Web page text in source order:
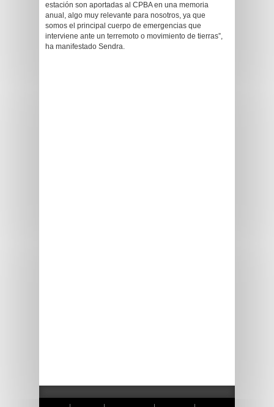
estación son aportadas al CPBA en una memoria
anual, algo muy relevante para nosotros, ya que
somos el principal cuerpo de emergencias que
interviene ante un terremoto o movimiento de tierras”,
ha manifestado Sendra.